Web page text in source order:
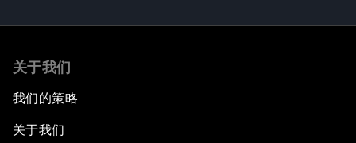
关于我们
我们的策略
关于我们